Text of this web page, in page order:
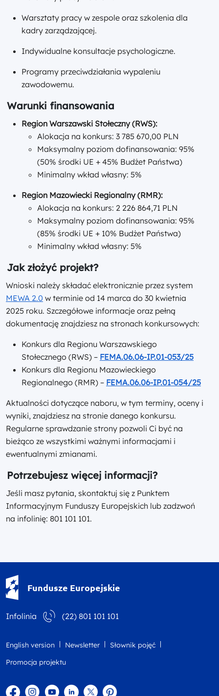
Warsztaty pracy w zespole oraz szkolenia dla
kadry zarządzającej.
Indywidualne konsultacje psychologiczne.
Programy przeciwdziałania wypaleniu
zawodowemu.
Warunki finansowania
Region Warszawski Stołeczny (RWS):
Alokacja na konkurs: 3 785 670,00 PLN
Maksymalny poziom dofinansowania: 95%
(50% środki UE + 45% Budżet Państwa)
Minimalny wkład własny: 5%
Region Mazowiecki Regionalny (RMR):
Alokacja na konkurs: 2 226 864,71 PLN
Maksymalny poziom dofinansowania: 95%
(85% środki UE + 10% Budżet Państwa)
Minimalny wkład własny: 5%
Jak złożyć projekt?
Wnioski należy składać elektronicznie przez system
MEWA 2.0 w terminie od 14 marca do 30 kwietnia
2025 roku. Szczegółowe informacje oraz pełną
dokumentację znajdziesz na stronach konkursowych:
Konkurs dla Regionu Warszawskiego
Stołecznego (RWS) – FEMA.06.06-IP.01-053/25
Konkurs dla Regionu Mazowieckiego
Regionalnego (RMR) – FEMA.06.06-IP.01-054/25
Aktualności dotyczące naboru, w tym terminy, oceny i
wyniki, znajdziesz na stronie danego konkursu.
Regularne sprawdzanie strony pozwoli Ci być na
bieżąco ze wszystkimi ważnymi informacjami i
ewentualnymi zmianami.
Potrzebujesz więcej informacji?
Jeśli masz pytania, skontaktuj się z Punktem
Informacyjnym Funduszy Europejskich lub zadzwoń
na infolinię: 801 101 101.
Fundusze Europejskie
Infolinia (22) 801 101 101
English version Newsletter
Słownik pojęć
Promocja projektu
FacebookInstagram
YouTubeLinkedintwitterPinterest